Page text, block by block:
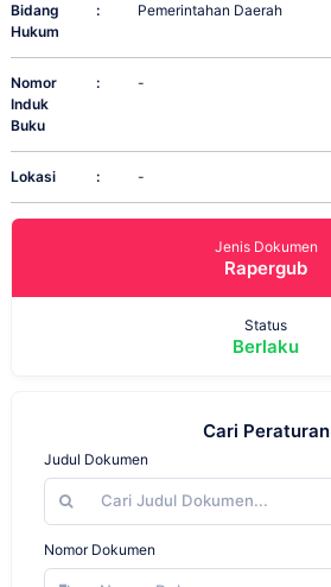
Bidang
Hukum
: Pemerintahan Daerah
Nomor
Induk
Buku
: -
Lokasi : -
Jenis Dokumen
Rapergub
Status
Berlaku
Cari Peraturan
Judul Dokumen
Nomor Dokumen